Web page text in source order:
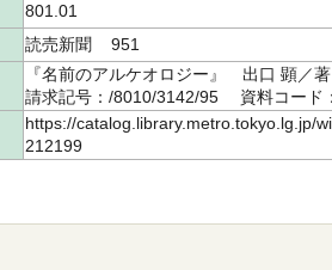
801.01
読売新聞 951
『名前のアルケオロジー』 出口 顕
請求記号：/8010/3142/95 資料コード
https://catalog.library.metro.tokyo.lg.jp/
212199